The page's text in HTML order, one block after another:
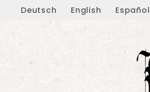
Deutsch English Español